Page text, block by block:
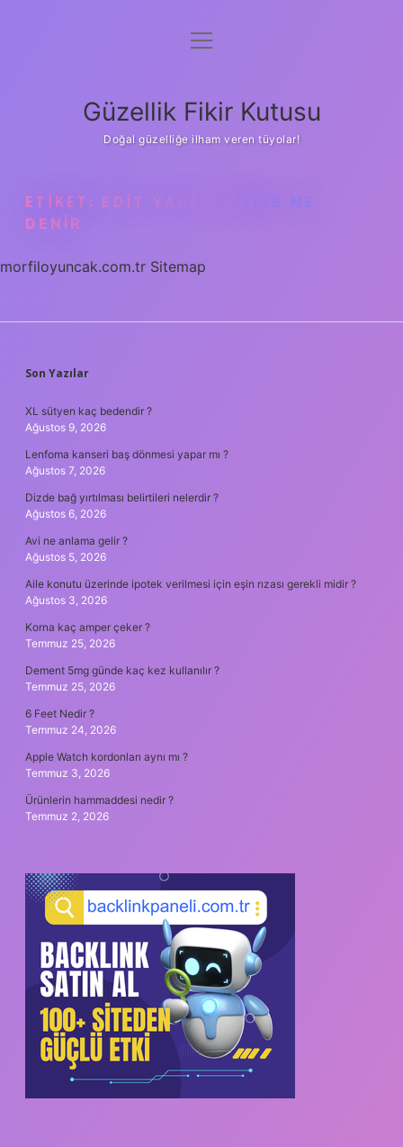
Anasayfa
Yasal Uyarı
menüyü
Güzellik Fikir Kutusu
Doğal güzelliğe ilham veren tüyolar!
ETIKET: EDIT YAPAN KIŞIYE NE
DENIR
morfiloyuncak.com.tr Sitemap
SIDEBAR
Son Yazılar
XL sütyen kaç bedendir ?
Ağustos 9, 2026
Lenfoma kanseri baş dönmesi yapar mı ?
Ağustos 7, 2026
Dizde bağ yırtılması belirtileri nelerdir ?
Ağustos 6, 2026
Avi ne anlama gelir ?
Ağustos 5, 2026
Aile konutu üzerinde ipotek verilmesi için eşin rızası gerekli midir ?
Ağustos 3, 2026
Korna kaç amper çeker ?
Temmuz 25, 2026
Dement 5mg günde kaç kez kullanılır ?
Temmuz 25, 2026
6 Feet Nedir ?
Temmuz 24, 2026
Apple Watch kordonları aynı mı ?
Temmuz 3, 2026
Ürünlerin hammaddesi nedir ?
Temmuz 2, 2026